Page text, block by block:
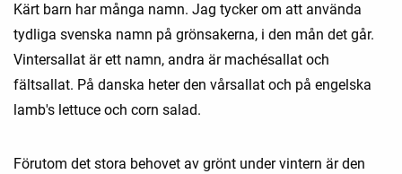
Kärt barn har många namn. Jag tycker om att använda
tydliga svenska namn på grönsakerna, i den mån det går.
Vintersallat är ett namn, andra är machésallat och
fältsallat. På danska heter den vårsallat och på engelska
lamb's lettuce och corn salad.
Förutom det stora behovet av grönt under vintern är den